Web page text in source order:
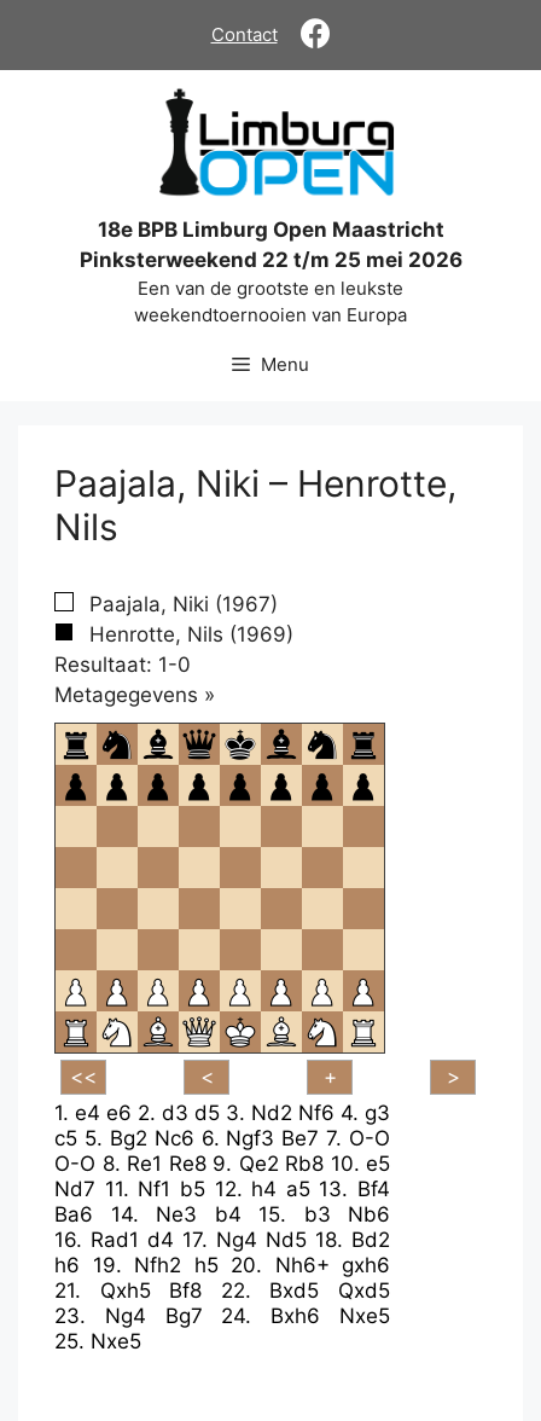
de
Contact
18e BPB Limburg Open Maastricht
Pinksterweekend 22 t/m 25 mei 2026
Een van de grootste en leukste
weekendtoernooien van Europa
Menu
Paajala, Niki – Henrotte,
Nils
Paajala, Niki (1967)
Henrotte, Nils (1969)
Resultaat: 1-0
Metagegevens »
om
te
openen.
1. e4 e6 2. d3 d5 3. Nd2 Nf6 4. g3
c5 5. Bg2 Nc6 6. Ngf3 Be7 7. O-O
O-O 8. Re1 Re8 9. Qe2 Rb8 10. e5
Nd7 11. Nf1 b5 12. h4 a5 13. Bf4
Ba6
14. Ne3 b4 15. b3
Nb6
16. Rad1 d4 17. Ng4 Nd5 18. Bd2
h6
19. Nfh2 h5 20. Nh6+ gxh6
21. Qxh5 Bf8 22. Bxd5
Qxd5
23. Ng4 Bg7 24. Bxh6
Nxe5
25. Nxe5